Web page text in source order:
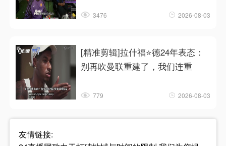
3476 2026-08-03
[精准剪辑]拉什福⭐德24年表态：
别再吹曼联重建了，我们连重
779 2026-08-03
友情链接: